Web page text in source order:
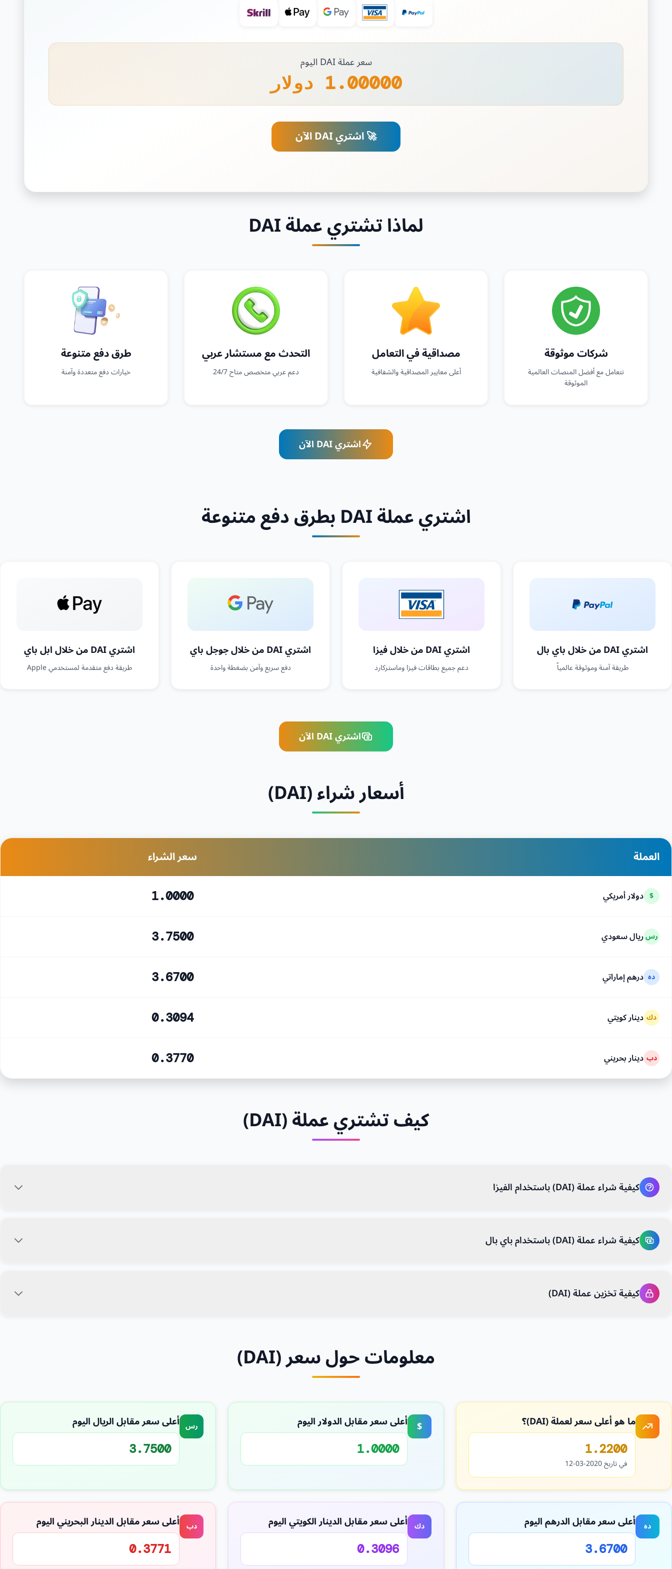
سعر عملة DAI اليوم
1.00000 دولار
🚀 اشتري DAI الآن
لماذا تشتري عملة DAI
شركات موثوقة
نتعامل مع أفضل المنصات العالمية
الموثوقة
مصداقية في التعامل
أعلى معايير المصداقية والشفافية
التحدث مع مستشار عربي
دعم عربي متخصص متاح 24/7
طرق دفع متنوعة
خيارات دفع متعددة وآمنة
اشتري DAI الآن
اشتري عملة DAI بطرق دفع متنوعة
اشتري DAI من خلال باي بال
طريقة آمنة وموثوقة عالمياً
اشتري DAI من خلال فيزا
دعم جميع بطاقات فيزا وماستركارد
اشتري DAI من خلال جوجل باي
دفع سريع وآمن بضغطة واحدة
اشتري DAI من خلال ابل باي
طريقة دفع متقدمة لمستخدمي Apple
اشتري DAI الآن
أسعار شراء (DAI)
العملة سعر الشراء
$ دولار أمريكي 1.0000
رسريال سعودي 3.7500
ده درهم إماراتي 3.6700
دك دينار كويتي 0.3094
دب دينار بحريني 0.3770
كيف تشتري عملة (DAI)
كيفية شراء عملة (DAI) باستخدام الفيزا
كيفية شراء عملة (DAI) باستخدام باي بال
كيفية تخزين عملة (DAI)
معلومات حول سعر (DAI)
ما هو أعلى سعر لعملة (DAI)؟
1.2200
في تاريخ 2020-03-12
$ أعلى سعر مقابل الدولار اليوم
1.0000
رس أعلى سعر مقابل الريال اليوم
3.7500
ده أعلى سعر مقابل الدرهم اليوم
3.6700
دك أعلى سعر مقابل الدينار الكويتي اليوم
0.3096
دب أعلى سعر مقابل الدينار البحريني اليوم
0.3771